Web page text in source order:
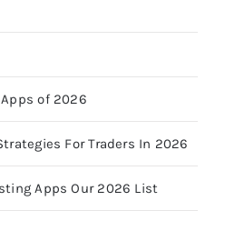
of 2026
For Traders In 2026
Apps Our 2026 List